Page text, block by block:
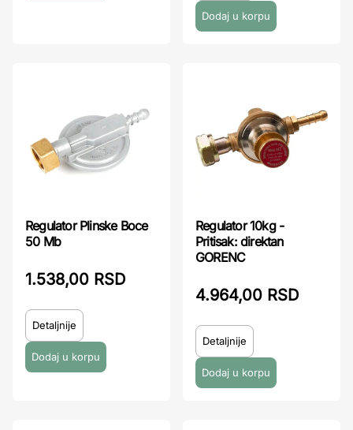
Regulator Plinske Boce
50 Mb
1.538,00 RSD
Detaljnije
Regulator 10kg -
Pritisak: direktan
GORENC
4.964,00 RSD
Detaljnije